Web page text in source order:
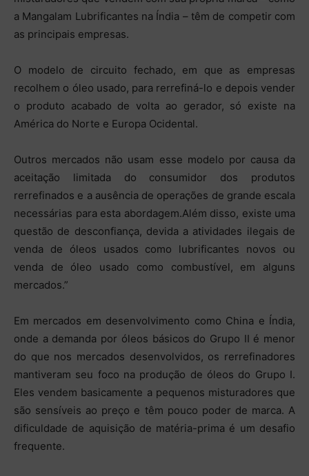
a Mangalam Lubrificantes na Índia – têm de competir com
as principais empresas.
O modelo de circuito fechado, em que as empresas
recolhem o óleo usado, para rerrefiná-lo e depois vender
o produto acabado de volta ao gerador, só existe na
América do Norte e Europa Ocidental.
Outros mercados não usam esse modelo por causa da
aceitação limitada do consumidor dos produtos
rerrefinados e a ausência de operações de grande escala
necessárias para esta abordagem.Além disso, existe uma
questão de desconfiança, devida a atividades ilegais de
venda de óleos usados como lubrificantes novos ou
venda de óleo usado como combustível, em alguns
mercados.”
Em mercados em desenvolvimento como China e Índia,
onde a demanda por óleos básicos do Grupo II é menor
do que nos mercados desenvolvidos, os rerrefinadores
mantiveram seu foco na produção de óleos do Grupo I.
Eles vendem basicamente a pequenos misturadores que
são sensíveis ao preço e têm pouco poder de marca. A
dificuldade de aquisição de matéria-prima é um desafio
frequente.